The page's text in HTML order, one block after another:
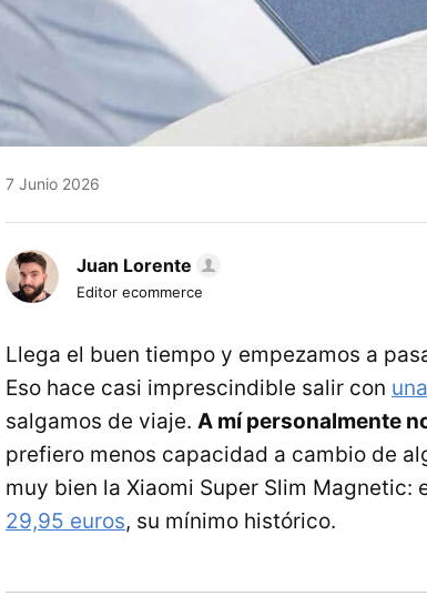
7 Junio 2026
Juan Lorente
Editor ecommerce
Llega el buen tiempo y empezamos a
Eso hace casi imprescindible salir con
salgamos de viaje. A mí personalmente
prefiero menos capacidad a cambio de
muy bien la Xiaomi Super Slim Magnetic:
29,95 euros, su mínimo histórico.